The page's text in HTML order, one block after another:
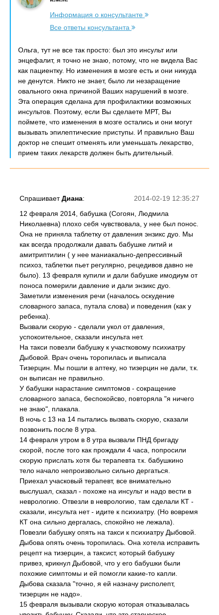
Информация о консультанте
Все ответы консультанта
Ольга, тут не все так просто: был это инсульт или
энцефалит, я точно не знаю, потому, что не видела Вас
как пациентку. Но изменения в мозге есть и они никуда
не денутся. Никто не знает, было ли незаращение
овального окна причиной Ваших нарушений в мозге.
Эта операция сделана для профилактики возможных
инсультов. Поэтому, если Вы сделаете МРТ, Вы
поймете, что изменения в мозге остались и они могут
вызывать эпилептические приступы. И правильно Ваш
доктор не спешит отменять или уменьшать лекарство,
прием таких лекарств должен быть длительный.
2014-02-19 12:35:27
СпрашиваетДиана:
12 февраля 2014, бабушка (Согоян, Людмила
Николаевна) плохо себя чувствовала, у нее был понос.
Она не приняла таблетку от давления энзикс дуо. Мы
как всегда продолжали давать бабушке литий и
амитриптилин ( у нее маниакально-депрессивный
психоз, таблетки пьет регулярно, рецедивов давно не
было). 13 февраля купили и дали бабушке имодиум от
поноса померили давление и дали энзикс дуо.
Заметили изменения речи (началось оскудение
словарного запаса, путала слова) и поведения (как у
ребенка).
Вызвали скорую - сделали укол от давления,
успокоительное, сказали инсульта нет.
На такси повезли бабушку к участковому психиатру
Дыбовой. Врач очень торопилась и выписала
Тизерцин. Мы пошли в аптеку, но тизерцин не дали, т.к.
он выписан не правильно.
У бабушки нарастание симптомов - сокращение
словарного запаса, беспокойсво, повторяла "я ничего
не знаю", плакала.
В ночь с 13 на 14 пытались вызвать скорую, сказали
позвонить после 8 утра.
14 февраля утром в 8 утра вызвали ПНД бригаду
скорой, после того как прождали 4 часа, попросили
скорую прислать хотя бы терапевта т.к. бабушкино
тело начало непроизвольно сильно дергаться.
Приехал учасковый терапевт, все внимательно
выслушал, сказал - похоже на инсульт и надо вести в
неврологию. Отвезли в неврологию, там сделали КТ -
сказали, инсульта нет - идите к психиатру. (Но вовремя
КТ она сильно дергалась, спокойно не лежала).
Повезли бабушку опять на такси к психиатру Дыбовой.
Дыбова опять очень торопилась. Она хотела исправить
рецепт на тизерцин, а таксист, который бабушку
привез, крикнул Дыбовой, что у его бабушки были
похожие симптомы и ей помогли какие-то капли.
Дыбова сказала "точно, я ей назначу рисполепт,
тизерцин не надо».
15 февраля вызывали скорую которая отказывалась